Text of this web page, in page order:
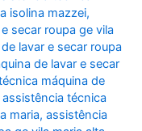
isolina mazzei,
secar roupa ge vila
lavar e secar roupa
de lavar e secar
máquina de
assistência técnica
maria,assistência